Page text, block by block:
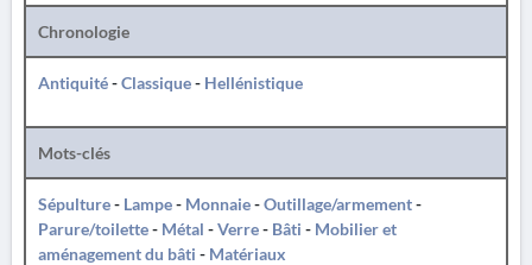
Chronologie
Antiquité-Classique- Hellénistique
Mots-clés
Sépulture- Lampe- Monnaie-Outillage/armement-
Parure/toilette- Métal -Verre- Bâti - Mobilier et
aménagement du bâti - Matériaux